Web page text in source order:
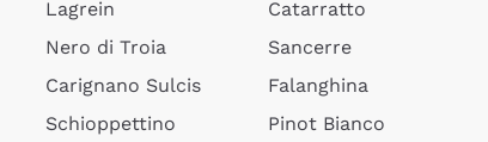
Lagrein
Nero di Troia
Carignano Sulcis
Schioppettino
Catarratto
Sancerre
Falanghina
Pinot Bianco